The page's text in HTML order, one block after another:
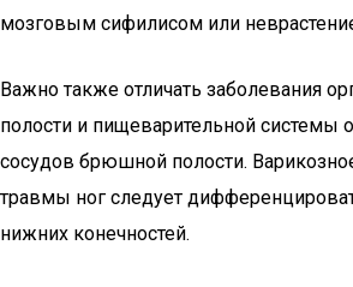
мозговым сифилисом или
Важно также отличать заболевания
полости и пищеварительной системы
сосудов брюшной полости.
травмы ног следует
нижних конечностей.